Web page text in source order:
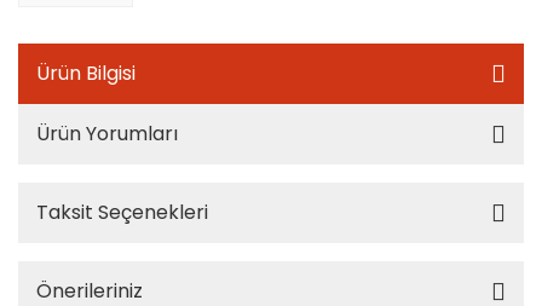
Ürün Bilgisi
Ürün Yorumları
Taksit Seçenekleri
Önerileriniz